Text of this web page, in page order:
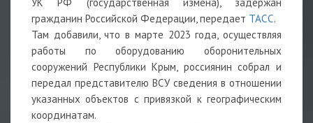
гражданин Российской Федерации, передает ТАСС.
Там добавили, что в марте 2023 года, осуществляя
работы по оборудованию оборонительных
сооружений Республики Крым, россиянин собрал и
передал представителю ВСУ сведения в отношении
указанных объектов с привязкой к географическим
координатам.